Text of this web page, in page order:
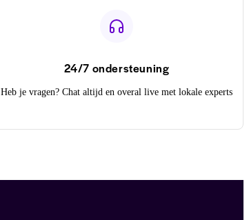
24/7 ondersteuning
Heb je vragen? Chat altijd en overal live met lokale experts